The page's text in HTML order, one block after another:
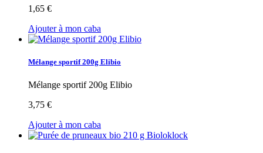
1,65 €
Ajouter à mon caba
Mélange sportif 200g Elibio
Mélange sportif 200g Elibio
3,75 €
Ajouter à mon caba